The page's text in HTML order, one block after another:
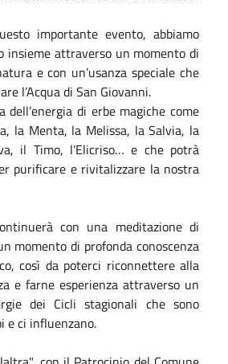
importante evento, abbiamo
insieme attraverso un momento di
e con un’usanza speciale che
l’Acqua di San Giovanni.
dell’energia di erbe magiche come
la Menta, la Melissa, la Salvia, la
il Timo, l’Elicriso… e che potrà
purificare e rivitalizzare la nostra
con una meditazione di
momento di profonda conoscenza
così da poterci riconnettere alla
e farne esperienza attraverso un
dei Cicli stagionali che sono
e ci influenzano.